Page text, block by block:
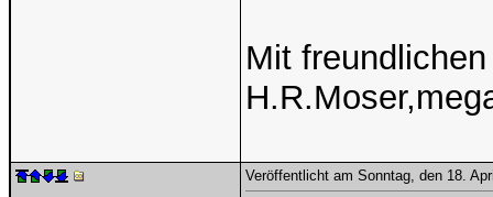
Mit
Veröffentlicht am Sonntag, den 18.